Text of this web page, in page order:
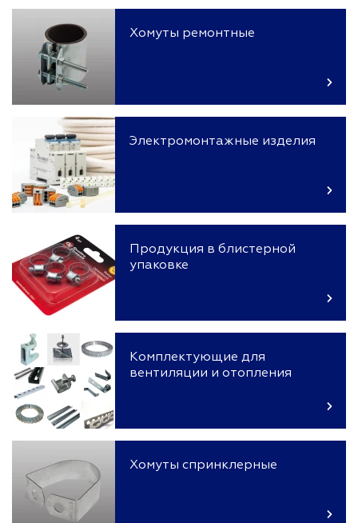
Хомуты ремонтные
Электромонтажные изделия
Продукция в блистерной
упаковке
Комплектующие для
вентиляции и отопления
Хомуты спринклерные